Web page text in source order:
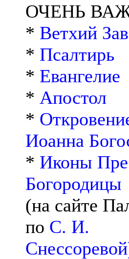
ОЧЕНЬ
* Ветхий
* Псалтирь
* Евангелие
* Апостол
*
Иоанна
* Иконы
Богородицы
(на сайте
по С. И.